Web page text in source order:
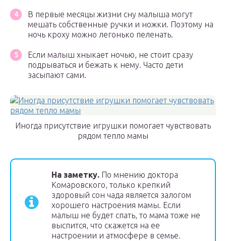
В первые месяцы жизни сну малыша могут
мешать собственные ручки и ножки. Поэтому на
ночь кроху можно легонько пеленать.
Если малыш хныкает ночью, не стоит сразу
подрываться и бежать к нему. Часто дети
засыпают сами.
Иногда присутствие игрушки помогает чувствовать
рядом тепло мамы
На заметку. По мнению доктора
Комаровского, только крепкий
здоровый сон чада является залогом
хорошего настроения мамы. Если
малыш не будет спать, то мама тоже не
выспится, что скажется на ее
настроении и атмосфере в семье.